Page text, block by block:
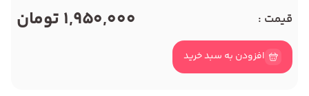
قیمت : 1,950,000 تومان
افزودن به سبد خرید